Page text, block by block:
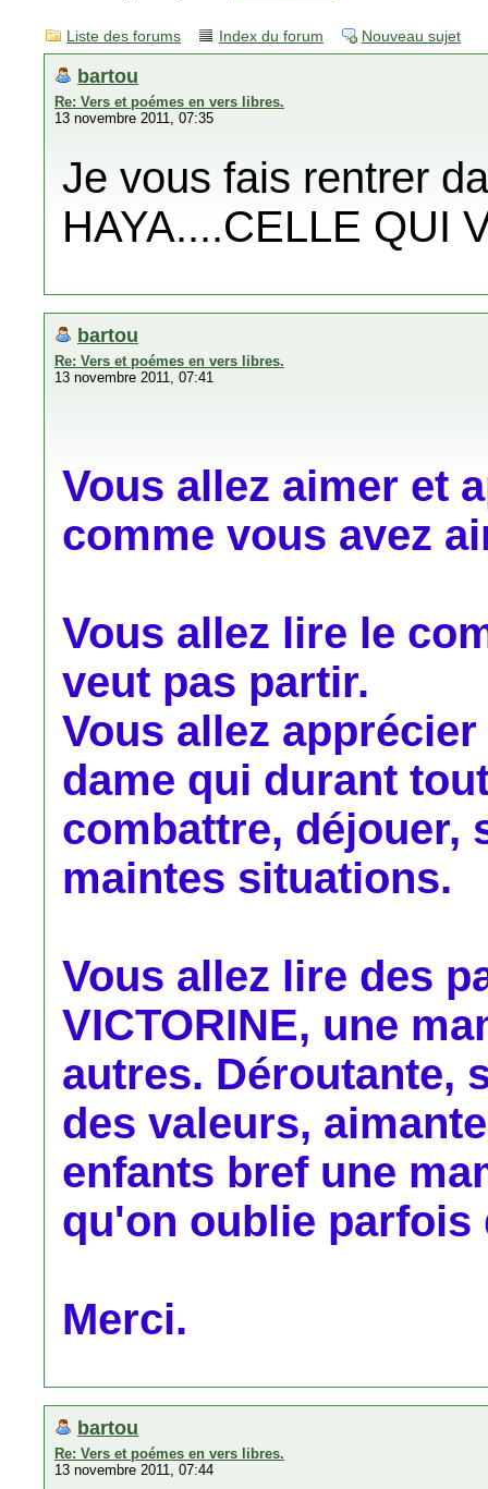
Liste des forums Index du forum Nouveau sujet
bartou
Re: Vers et poémes en vers libres.
13 novembre 2011, 07:35
Je vous fais rentrer
HAYA....CELLE QUI
bartou
Re: Vers et poémes en vers libres.
13 novembre 2011, 07:41
Vous allez aimer et
comme vous avez
Vous allez lire le
veut pas partir.
Vous allez
dame qui durant
combattre, déjouer,
maintes situations.
Vous allez lire des
VICTORINE, une
autres. Déroutante,
des valeurs,
enfants bref une
qu'on oublie parfois
Merci.
bartou
Re: Vers et poémes en vers libres.
13 novembre 2011, 07:44